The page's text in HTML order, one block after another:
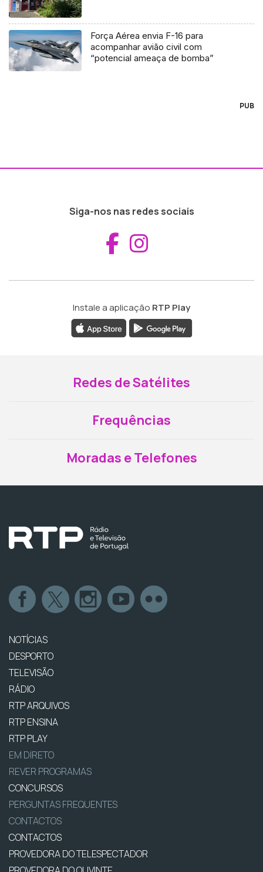
Força Aérea envia F-16 para
acompanhar avião civil com
“potencial ameaça de bomba”
PUB
Siga-nos nas redes sociais
Aceder ao
Instale a aplicação RTP Play
Redes de Satélites
Frequências
Moradas e Telefones
NOTÍCIAS
DESPORTO
TELEVISÃO
RÁDIO
RTP ARQUIVOS
RTP ENSINA
RTP PLAY
EM DIRETO
REVER PROGRAMAS
CONCURSOS
PERGUNTAS FREQUENTES
CONTACTOS
CONTACTOS
PROVEDORA DO TELESPECTADOR